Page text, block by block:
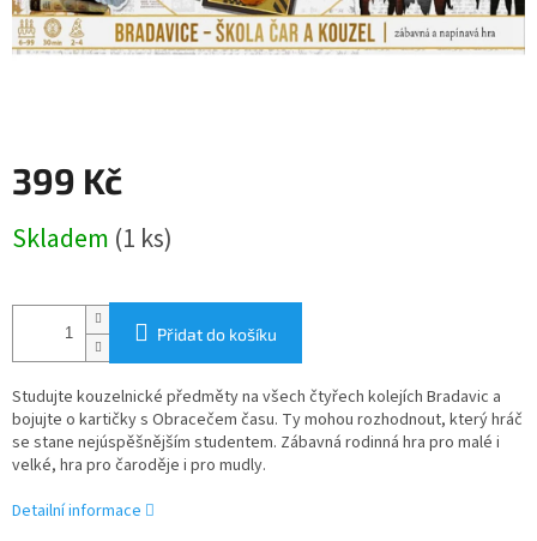
399 Kč
cena:
Skladem (1 ks)
Přidat do košíku
Studujte kouzelnické předměty na všech čtyřech kolejích Bradavic a
bojujte o kartičky s Obracečem času. Ty mohou rozhodnout, který hráč
se stane nejúspěšnějším studentem. Zábavná rodinná hra pro malé i
velké, hra pro čaroděje i pro mudly.
Detailní informace